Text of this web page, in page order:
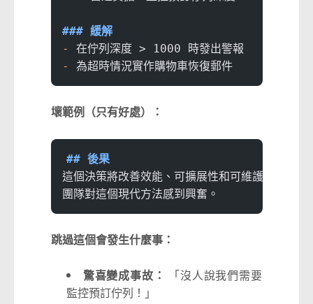
### 緩解
-
在佇列深度 > 1000 時發出警報
-
為超時情況實作購物車恢復郵件
壞範例（只有好處）：
## 後果
這個決策將改善效能、可擴展性和可維護性。
團隊對這個現代方法感到興奮。
跳過這個會發生什麼事：
驚喜變成事故：
「沒人說我們需要
監控預訂佇列！」